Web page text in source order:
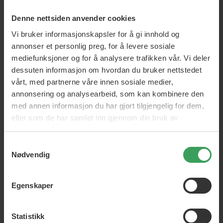
Denne nettsiden anvender cookies
Vi bruker informasjonskapsler for å gi innhold og
annonser et personlig preg, for å levere sosiale
mediefunksjoner og for å analysere trafikken vår. Vi deler
dessuten informasjon om hvordan du bruker nettstedet
vårt, med partnerne våre innen sosiale medier,
annonsering og analysearbeid, som kan kombinere den
med annen informasjon du har gjort tilgjengelig for dem,
eller som de har samlet inn gjennom din bruk av
tjenestene deres.
Nødvendig
Egenskaper
Statistikk NOK